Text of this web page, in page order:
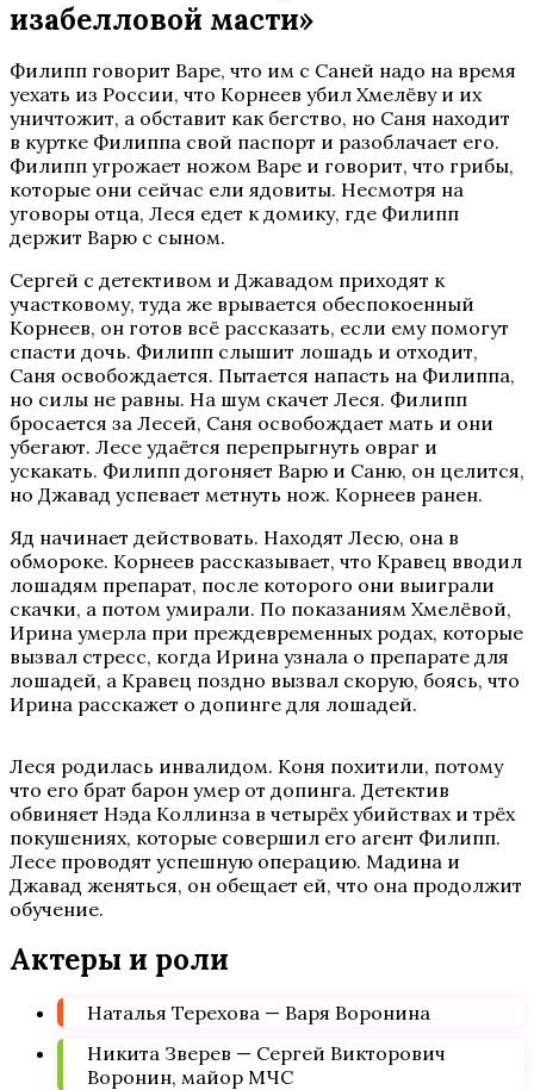
изабелловой масти»
Филипп говорит Варе, что им с Саней надо на время
уехать из России, что Корнеев убил Хмелёву и их
уничтожит, а обставит как бегство, но Саня находит
в куртке Филиппа свой паспорт и разоблачает его.
Филипп угрожает ножом Варе и говорит, что грибы,
которые они сейчас ели ядовиты. Несмотря на
уговоры отца, Леся едет к домику, где Филипп
держит Варю с сыном.
Сергей с детективом и Джавадом приходят к
участковому, туда же врывается обеспокоенный
Корнеев, он готов всё рассказать, если ему помогут
спасти дочь. Филипп слышит лошадь и отходит,
Саня освобождается. Пытается напасть на Филиппа,
но силы не равны. На шум скачет Леся. Филипп
бросается за Лесей, Саня освобождает мать и они
убегают. Лесе удаётся перепрыгнуть овраг и
ускакать. Филипп догоняет Варю и Саню, он целится,
но Джавад успевает метнуть нож. Корнеев ранен.
Яд начинает действовать. Находят Лесю, она в
обмороке. Корнеев рассказывает, что Кравец вводил
лошадям препарат, после которого они выиграли
скачки, а потом умирали. По показаниям Хмелёвой,
Ирина умерла при преждевременных родах, которые
вызвал стресс, когда Ирина узнала о препарате для
лошадей, а Кравец поздно вызвал скорую, боясь, что
Ирина расскажет о допинге для лошадей.
Леся родилась инвалидом. Коня похитили, потому
что его брат барон умер от допинга. Детектив
обвиняет Нэда Коллинза в четырёх убийствах и трёх
покушениях, которые совершил его агент Филипп.
Лесе проводят успешную операцию. Мадина и
Джавад женяться, он обещает ей, что она продолжит
обучение.
Актеры и роли
Наталья Терехова — Варя Воронина
Никита Зверев — Сергей Викторович
Воронин, майор МЧС